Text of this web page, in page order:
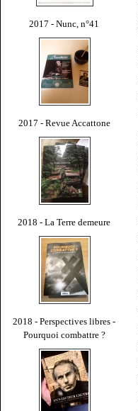
2017 - Nunc, n°41
2017 - Revue Accattone
2018 - La Terre demeure
2018 - Perspectives libres -
Pourquoi combattre ?